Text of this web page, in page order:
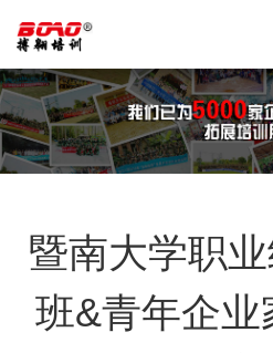
暨南大学职
班&青年企业